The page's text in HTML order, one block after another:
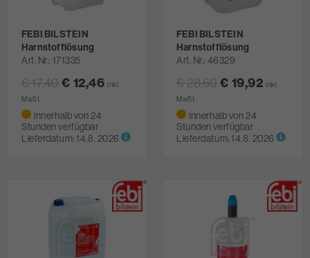
FEBI BILSTEIN
Harnstofflösung
Art. Nr. 171335
€ 17,40€ 12,46 inkl.
MwSt.
innerhalb von 24
Stunden verfügbar
Lieferdatum:14.8. 2026
FEBI BILSTEIN
Harnstofflösung
Art. Nr. 46329
€ 28,60€ 19,92 inkl.
MwSt.
innerhalb von 24
Stunden verfügbar
Lieferdatum:14.8. 2026